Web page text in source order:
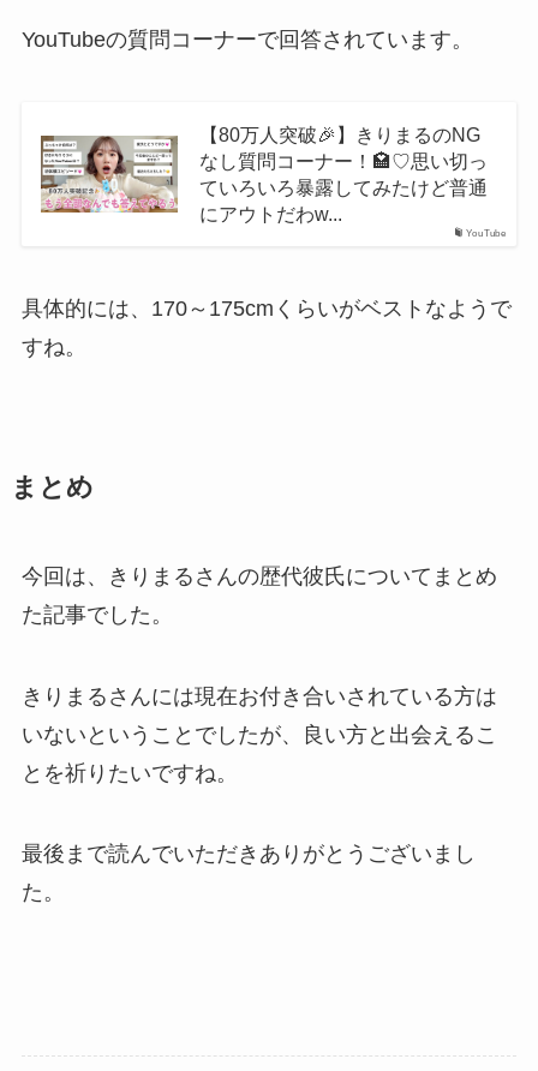
YouTubeの質問コーナーで回答されています。
YouTube
【80万人突破🎉】きりまるのNG
なし質問コーナー！🏩♡思い切っ
ていろいろ暴露してみたけど普通
にアウトだわw...
具体的には、170～175cmくらいがベストなようで
すね。
まとめ
今回は、きりまるさんの歴代彼氏についてまとめ
た記事でした。
きりまるさんには現在お付き合いされている方は
いないということでしたが、良い方と出会えるこ
とを祈りたいですね。
最後まで読んでいただきありがとうございまし
た。